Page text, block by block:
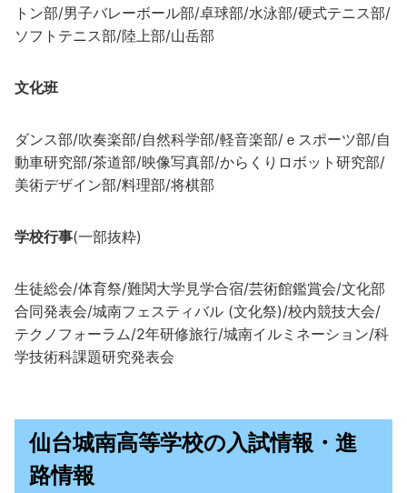
トン部/男子バレーボール部/卓球部/水泳部/硬式テニス部/
ソフトテニス部/陸上部/山岳部
文化班
ダンス部/吹奏楽部/自然科学部/軽音楽部/ｅスポーツ部/自
動車研究部/茶道部/映像写真部/からくりロボット研究部/
美術デザイン部/料理部/将棋部
学校行事(一部抜粋)
生徒総会/体育祭/難関大学見学合宿/芸術館鑑賞会/文化部
合同発表会/城南フェスティバル (文化祭)/校内競技大会/
テクノフォーラム/2年研修旅行/城南イルミネーション/科
学技術科課題研究発表会
仙台城南高等学校の入試情報・進
路情報